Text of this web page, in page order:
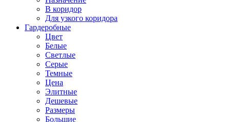
В коридор
Для узкого коридора
Гардеробные
Цвет
Белые
Светлые
Серые
Темные
Цена
Элитные
Дешевые
Размеры
Большие